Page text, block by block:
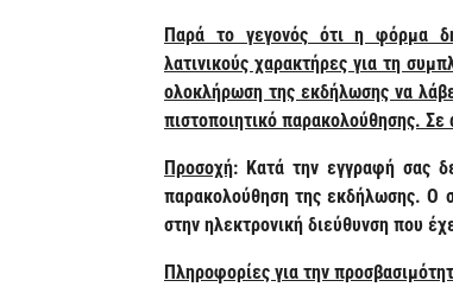
Παρά το γεγονός ότι η φόρμα
λατινικούς χαρακτήρες για τη
ολοκλήρωση της εκδήλωσης να
πιστοποιητικό παρακολούθησης. Σε
Προσοχή: Κατά την εγγραφή σας
παρακολούθηση της εκδήλωσης. Ο
στην ηλεκτρονική διεύθυνση που
Πληροφορίες για την